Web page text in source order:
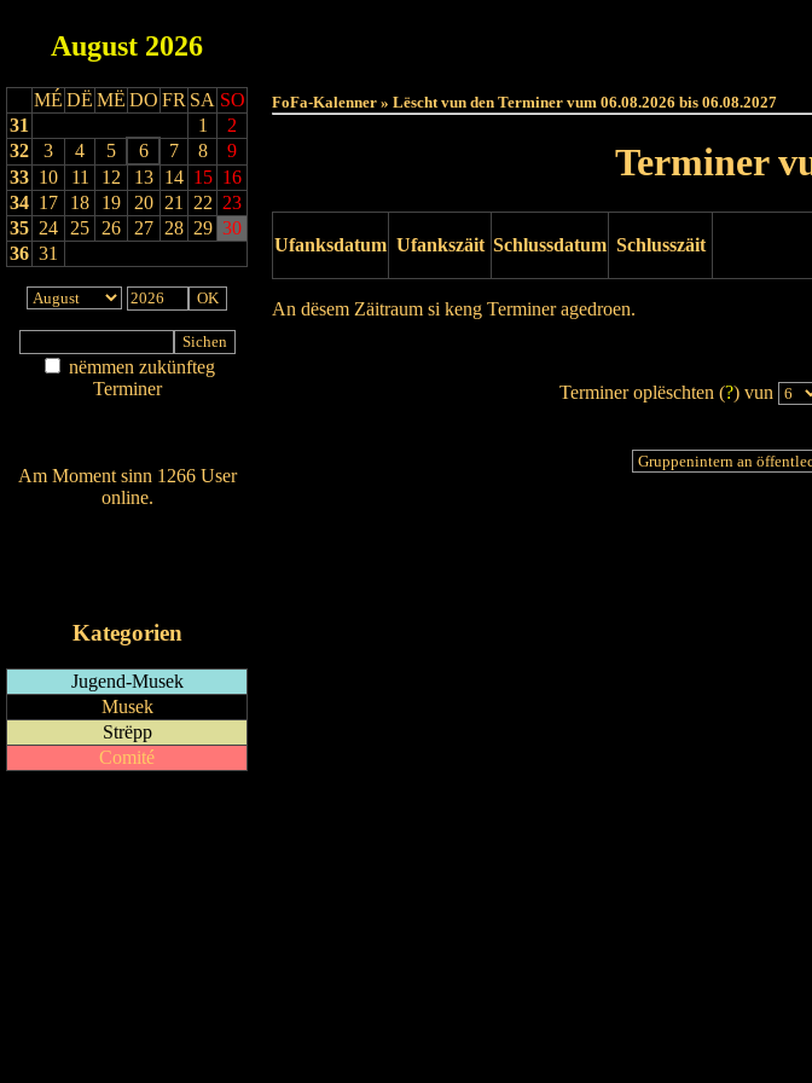
August 2026
MÉ DË MË DO FR SA SO
31
1
2
32
3 4 5 6 7 8
9
33 10 11 12 13 14 15 16
34 17 18 19 20 21 22 23
35 24 25 26 27 28 29 30
36 31
nëmmen zukünfteg
Terminer
Am Moment sinn 1266 User
online.
Kategorien
Jugend-Musek
Musek
Strëpp
Comité
FoFa-Kalenner » Lëscht vun den Terminer vum 06.08.2026 bis 06.08.2027
Terminer
Ufanksdatum Ufankszäit Schlussdatum Schlusszäit
An dësem Zäitraum si keng Terminer agedroen.
Terminer oplëschten (?) vun